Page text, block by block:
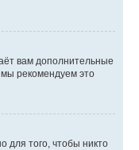
вам дополнительные
рекомендуем это
для того, чтобы никто